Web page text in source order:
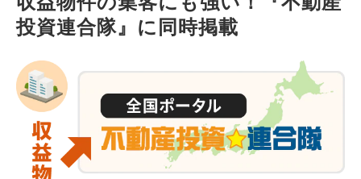
投資連合隊』に同時掲載